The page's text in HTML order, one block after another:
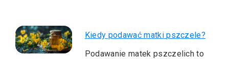
Kiedy podawać matki pszczele?
Podawanie matek pszczelich to